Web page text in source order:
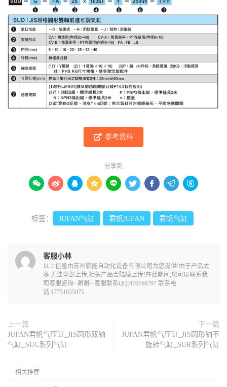
参考资料
分享到
        
标签： JUFAN气缸 君帆JUFAN 君帆气缸
客服小林
以上信息由苏州毓能自动化设备有限公司为您提供!由于产品太
多,无法全部上传,相关产品会陆续上传!在此期间,您可以联系我
司客服咨询~谢谢~ 客服联系QQ:870168797 联系电
话:17751655075
上一篇
JUFAN君帆气压缸_JIS圆形双轴
气缸_SUC系列气缸
下一篇
JUFAN君帆气压缸_JIS圆形轴不
旋转气缸_SUR系列气缸
相关推荐